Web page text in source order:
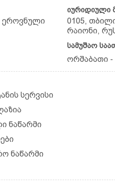
ეროვნული
იურიდიული
0105,
რაიონი,
სამუშაო
ორშაბათი -
სერვისი
ნაწარმი
ნაწარმი